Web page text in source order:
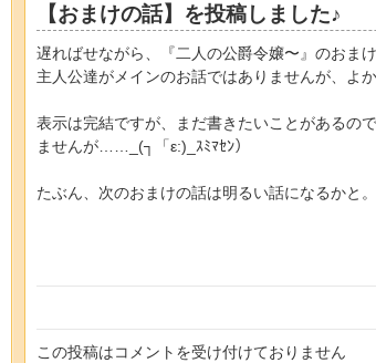
【おまけの話】を投稿しました♪
遅ればせながら、『二人の公爵令嬢〜』のおま
主人公達がメインのお話ではありませんが、よ
表示は完結ですが、まだ書きたいことがあるの
ませんが……_(┐「ε:)_ｽﾐﾏｾﾝ）
たぶん、次のおまけの話は明るい話になるかと
この投稿はコメントを受け付けておりません